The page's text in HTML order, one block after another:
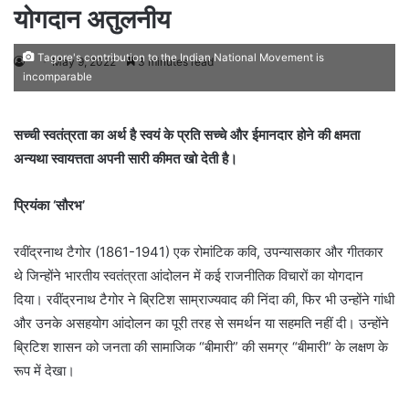
योगदान अतुलनीय
May 9, 2022 3 minutes read
Tagore's contribution to the Indian National Movement is
incomparable
सच्ची स्वतंत्रता का अर्थ है स्वयं के प्रति सच्चे और ईमानदार होने की क्षमता
अन्यथा स्वायत्तता अपनी सारी कीमत खो देती है।
प्रियंका ‘सौरभ’
रवींद्रनाथ टैगोर (1861-1941) एक रोमांटिक कवि, उपन्यासकार और गीतकार
थे जिन्होंने भारतीय स्वतंत्रता आंदोलन में कई राजनीतिक विचारों का योगदान
दिया। रवींद्रनाथ टैगोर ने ब्रिटिश साम्राज्यवाद की निंदा की, फिर भी उन्होंने गांधी
और उनके असहयोग आंदोलन का पूरी तरह से समर्थन या सहमति नहीं दी। उन्होंने
ब्रिटिश शासन को जनता की सामाजिक “बीमारी” की समग्र “बीमारी” के लक्षण के
रूप में देखा।